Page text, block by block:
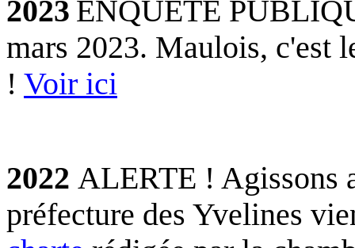
2023 ENQUETE
mars 2023. Maulois, c'est
! Voir ici
2022 ALERTE ! Agissons
préfecture des Yvelines